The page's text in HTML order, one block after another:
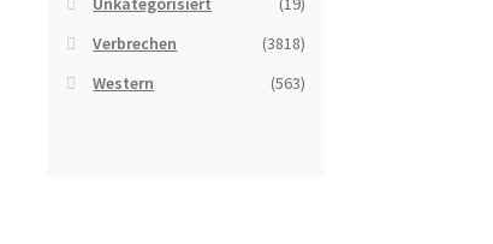
Verbrechen
(3818)
Western
(563)